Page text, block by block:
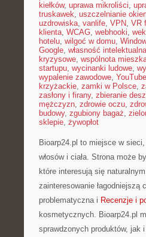
kiełków, uprawa mikroliści,
truskawek, uszczelnianie
uzdrowiska, vanlife, VPN, VR
klienta, WCAG, webhooki,
hotelu, wilgoć w domu,
Google, własność intelektualna
kryzysowe, wspólnota
startupu, wycinanki ludowe,
wypalenie zawodowe,
krzyżackie, zamki w Polsce,
zasłony i firany, zbieranie
mężczyzn, zdrowie oczu,
budowy, zgubiony bagaż,
sklepie, żywopłot
Bioarp24.pl to miejsce w
włosów i ciała. Strona może
które interesują się
zainteresowanie
problematyczna i Recenzje i
kosmetycznych. Bioarp24.pl
sprawdzonych produktów, jak